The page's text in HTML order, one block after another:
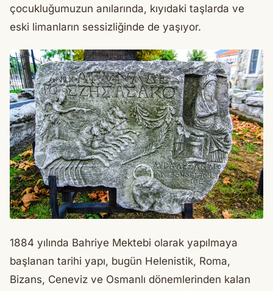
çocukluğumuzun anılarında, kıyıdaki taşlarda ve
eski limanların sessizliğinde de yaşıyor.
1884 yılında Bahriye Mektebi olarak yapılmaya
başlanan tarihi yapı, bugün Helenistik, Roma,
Bizans, Ceneviz ve Osmanlı dönemlerinden kalan